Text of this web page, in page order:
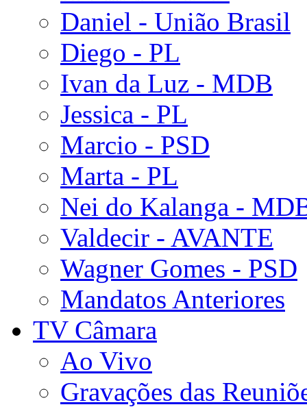
Daniel - União Brasil
Diego - PL
Ivan da Luz - MDB
Jessica - PL
Marcio - PSD
Marta - PL
Nei do Kalanga -
Valdecir - AVANTE
Wagner Gomes - PSD
Mandatos Anteriores
TV Câmara
Ao Vivo
Gravações das